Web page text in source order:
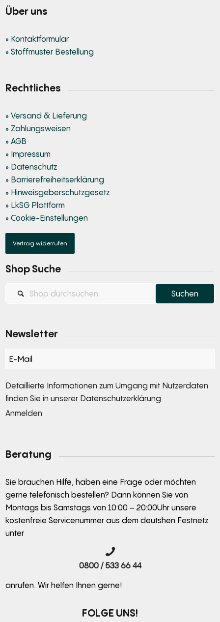
Über uns
» Kontaktformular
» Stoffmuster Bestellung
Rechtliches
» Versand & Lieferung
» Zahlungsweisen
» AGB
» Impressum
» Datenschutz
» Barrierefreiheitserklärung
» Hinweisgeberschutzgesetz
» LkSG Plattform
» Cookie-Einstellungen
Vertrag widerrufen
Shop Suche
Newsletter
Section
Detaillierte Informationen zum Umgang mit Nutzerdaten
finden Sie in unserer Datenschutzerklärung
Anmelden
Beratung
Sie brauchen Hilfe, haben eine Frage oder möchten
gerne telefonisch bestellen? Dann können Sie von
Montags bis Samstags von 10:00 – 20:00Uhr unsere
kostenfreie Servicenummer aus dem deutshen Festnetz
unter
0800 / 533 66 44
anrufen. Wir helfen Ihnen gerne!
FOLGE UNS!